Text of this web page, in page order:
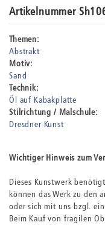
Artikelnummer
Themen:
Abstrakt
Motiv:
Sand
Technik:
Öl auf Kabakplatte
Stilrichtung / Malschule:
Dresdner Kunst
Wichtiger Hinweis zum
Dieses Kunstwerk
können das Werk zu den
oder sich mit uns bzgl.
Beim Kauf von fragilen